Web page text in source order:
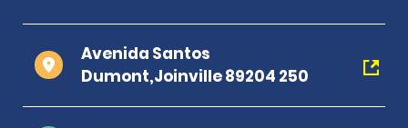
Avenida Santos
Dumont,Joinville 89204 250